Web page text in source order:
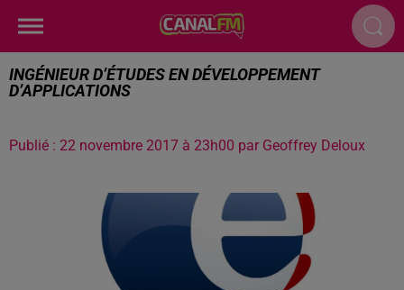
INGÉNIEUR D’ÉTUDES EN DÉVELOPPEMENT
D’APPLICATIONS
Publié : 22 novembre 2017 à 23h00 par Geoffrey Deloux